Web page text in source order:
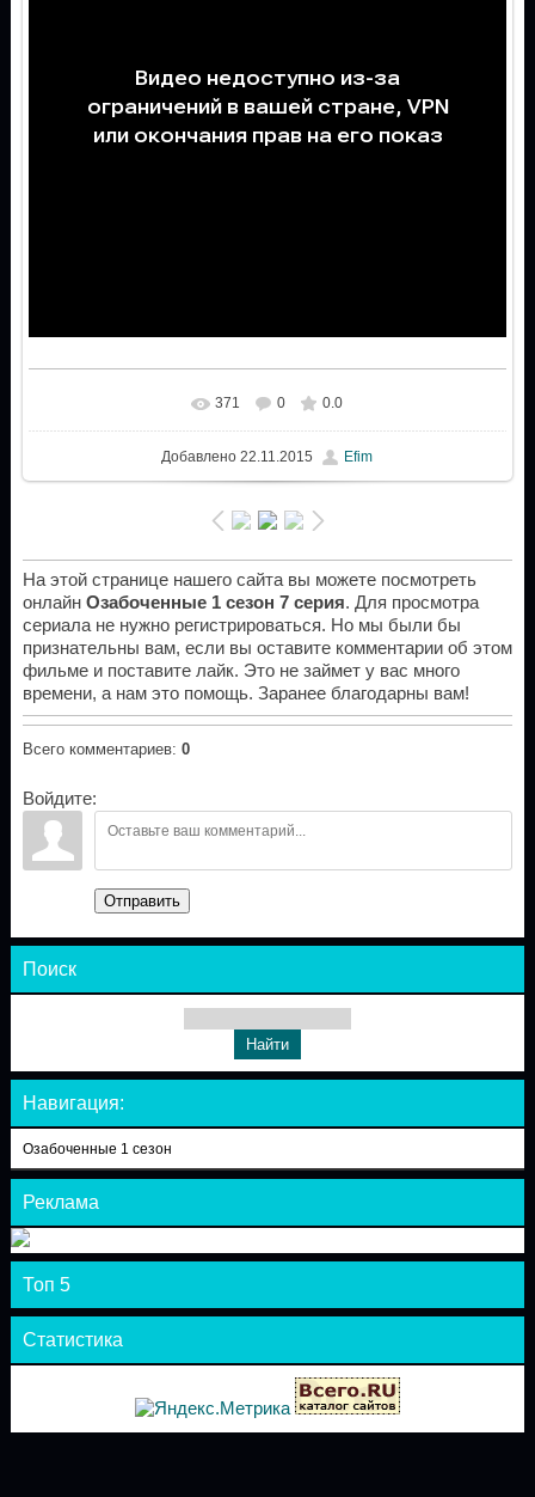
371 0 0.0
Добавлено 22.11.2015 Efim
На этой странице нашего сайта вы можете посмотреть
онлайн Озабоченные 1 сезон 7 серия. Для просмотра
сериала не нужно регистрироваться. Но мы были бы
признательны вам, если вы оставите комментарии об этом
фильме и поставите лайк. Это не займет у вас много
времени, а нам это помощь. Заранее благодарны вам!
Всего комментариев: 0
Войдите:
Отправить
Поиск
Навигация:
Озабоченные 1 сезон
Реклама
Топ 5
Статистика